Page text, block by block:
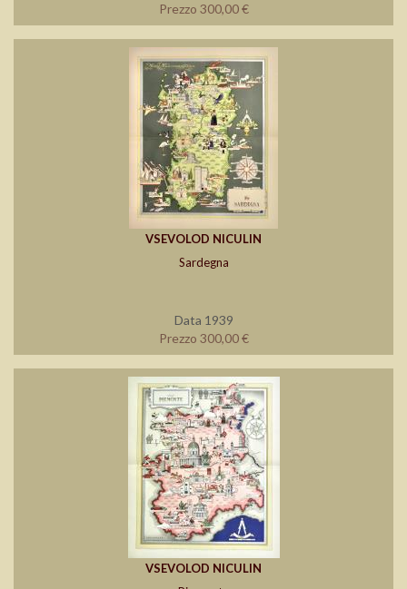
Prezzo 300,00 €
VSEVOLOD NICULIN
Sardegna
Data 1939
Prezzo 300,00 €
VSEVOLOD NICULIN